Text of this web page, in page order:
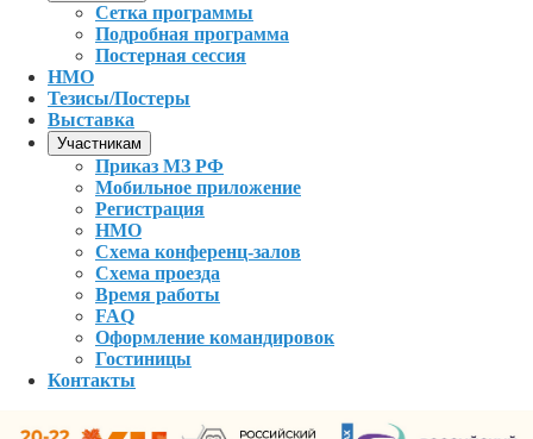
Сетка программы
Подробная программа
Постерная сессия
НМО
Тезисы/Постеры
Выставка
Участникам
Приказ МЗ РФ
Мобильное приложение
Регистрация
НМО
Схема конференц-залов
Схема проезда
Время работы
FAQ
Оформление командировок
Гостиницы
Контакты